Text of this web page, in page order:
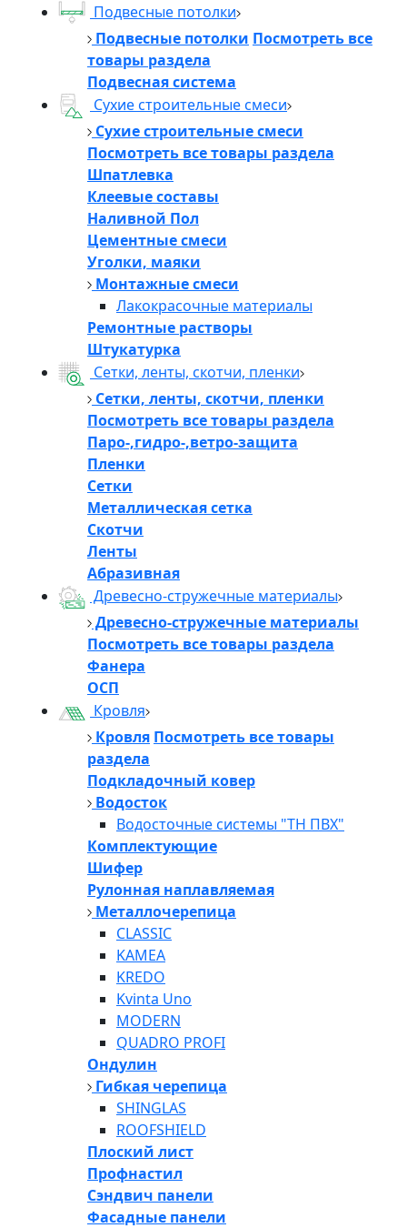
Подвесные потолки
Подвесные потолки Посмотреть все
товары раздела
Подвесная система
Сухие строительные смеси
Сухие строительные смеси
Посмотреть все товары раздела
Шпатлевка
Клеевые составы
Наливной Пол
Цементные смеси
Уголки, маяки
Монтажные смеси
Лакокрасочные материалы
Ремонтные растворы
Штукатурка
Сетки, ленты, скотчи, пленки
Сетки, ленты, скотчи, пленки
Посмотреть все товары раздела
Паро-,гидро-,ветро-защита
Пленки
Сетки
Металлическая сетка
Скотчи
Ленты
Абразивная
Древесно-стружечные материалы
Древесно-стружечные материалы
Посмотреть все товары раздела
Фанера
ОСП
Кровля
Кровля Посмотреть все товары
раздела
Подкладочный ковер
Водосток
Водосточные системы "ТН ПВХ"
Комплектующие
Шифер
Рулонная наплавляемая
Металлочерепица
CLASSIC
KAMEA
KREDO
Kvinta Uno
MODERN
QUADRO PROFI
Ондулин
Гибкая черепица
SHINGLAS
ROOFSHIELD
Плоский лист
Профнастил
Сэндвич панели
Фасадные панели